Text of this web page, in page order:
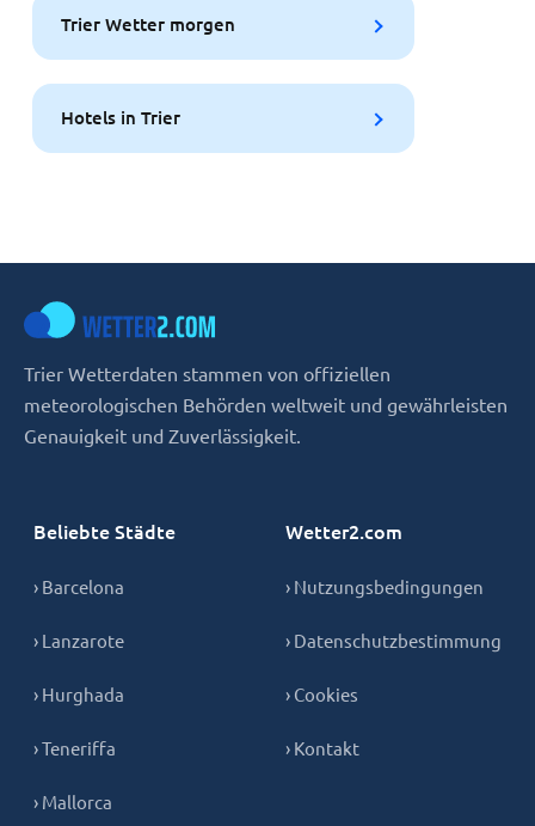
Trier Wetter morgen
Hotels in Trier
Trier Wetterdaten stammen von offiziellen
meteorologischen Behörden weltweit und gewährleisten
Genauigkeit und Zuverlässigkeit.
Beliebte Städte
› Barcelona
› Lanzarote
› Hurghada
› Teneriffa
› Mallorca
Wetter2.com
› Nutzungsbedingungen
› Datenschutzbestimmung
› Cookies
› Kontakt